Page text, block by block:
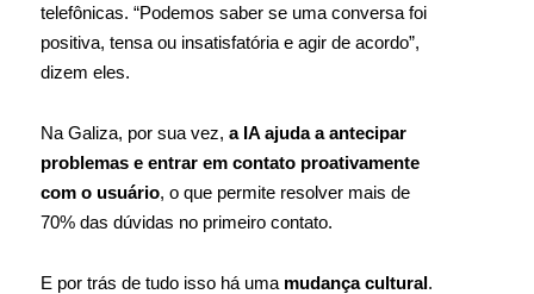
telefônicas. “Podemos saber se uma conversa foi
positiva, tensa ou insatisfatória e agir de acordo”,
dizem eles.
Na Galiza, por sua vez, a IA ajuda a antecipar
problemas e entrar em contato proativamente
com o usuário, o que permite resolver mais de
70% das dúvidas no primeiro contato.
E por trás de tudo isso há uma mudança cultural.